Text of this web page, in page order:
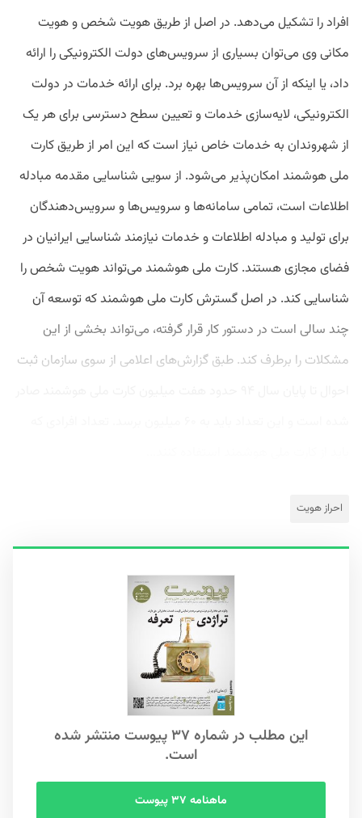
افراد را تشکیل می‌دهد. در اصل از طریق هویت شخص و هویت
مکانی وی می‌توان بسیاری از سرویس‌های دولت‌ الکترونیکی را ارائه
داد، یا اینکه از آن سرویس‌ها بهره برد. برای ارائه خدمات در دولت
‌الکترونیکی، لایه‌سازی خدمات و تعیین سطح دسترسی برای هر یک
از شهروندان به خدمات خاص نیاز است که این امر از طریق کارت
ملی هوشمند امکان‌پذیر می‌شود. از سویی شناسایی مقدمه مبادله
اطلاعات است، تمامی سامانه‌ها و سرویس‌ها و سرویس‌دهندگان
برای تولید و مبادله اطلاعات و خدمات نیازمند شناسایی ایرانیان در
فضای مجازی هستند. کارت ملی هوشمند می‌تواند هویت شخص را
شناسایی کند. در اصل گسترش کارت ملی هوشمند که توسعه آن
چند سالی است در دستور کار قرار گرفته، می‌تواند بخشی از این
مشکلات را برطرف کند. طبق گزارش‌های اعلامی از سوی سازمان ثبت
احراز هویت
این مطلب در شماره ۳۷ پیوست منتشر شده
است.
ماهنامه ۳۷ پیوست